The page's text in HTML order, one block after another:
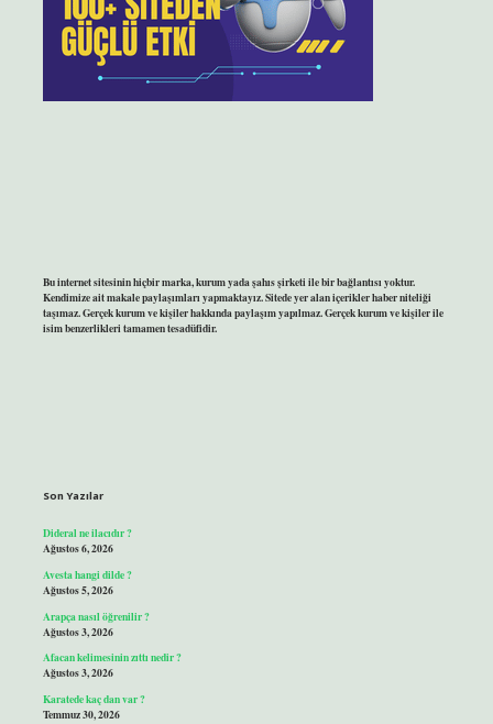
Bu internet sitesinin hiçbir marka, kurum yada şahıs şirketi ile bir bağlantısı yoktur.
Kendimize ait makale paylaşımları yapmaktayız. Sitede yer alan içerikler haber niteliği
taşımaz. Gerçek kurum ve kişiler hakkında paylaşım yapılmaz. Gerçek kurum ve kişiler ile
isim benzerlikleri tamamen tesadüfidir.
Son Yazılar
Dideral ne ilacıdır ?
Ağustos 6, 2026
Avesta hangi dilde ?
Ağustos 5, 2026
Arapça nasıl öğrenilir ?
Ağustos 3, 2026
Afacan kelimesinin zıttı nedir ?
Ağustos 3, 2026
Karatede kaç dan var ?
Temmuz 30, 2026